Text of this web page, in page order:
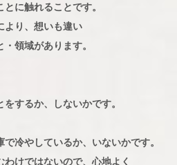
に触れることです。
より、想いも違い
領域があります。
するか、しないかです。
冷やしているか、いないかです。
けではないので、心地よく